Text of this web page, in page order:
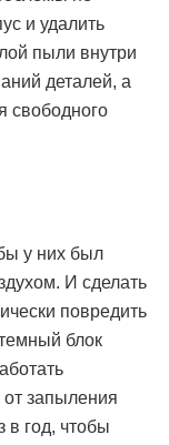
и удалить
пыли внутри
деталей, а
свободного
у них был
И сделать
повредить
блок
запыления
в год, чтобы